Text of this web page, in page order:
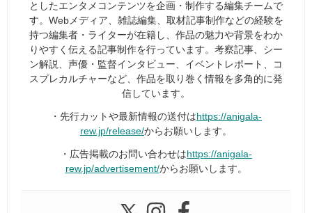
としたエンタメコンテンツを企画・制作する編集チームで
す。Webメディア、雑誌編集、取材記事制作などの経験を
持つ編集者・ライターが在籍し、作品の魅力や背景をわか
りやすく伝える記事制作を行っています。考察記事、シー
ン解説、声優・監督インタビュー、イベントレポート、コ
スプレカルチャーなど、作品を取り巻く情報を多角的に発
信しています。
・先行カットや最新情報の送付は https://anigala-
rew.jp/release/からお願いします。
・広告掲載のお問い合わせは https://anigala-
rew.jp/advertisement/からお願いします。